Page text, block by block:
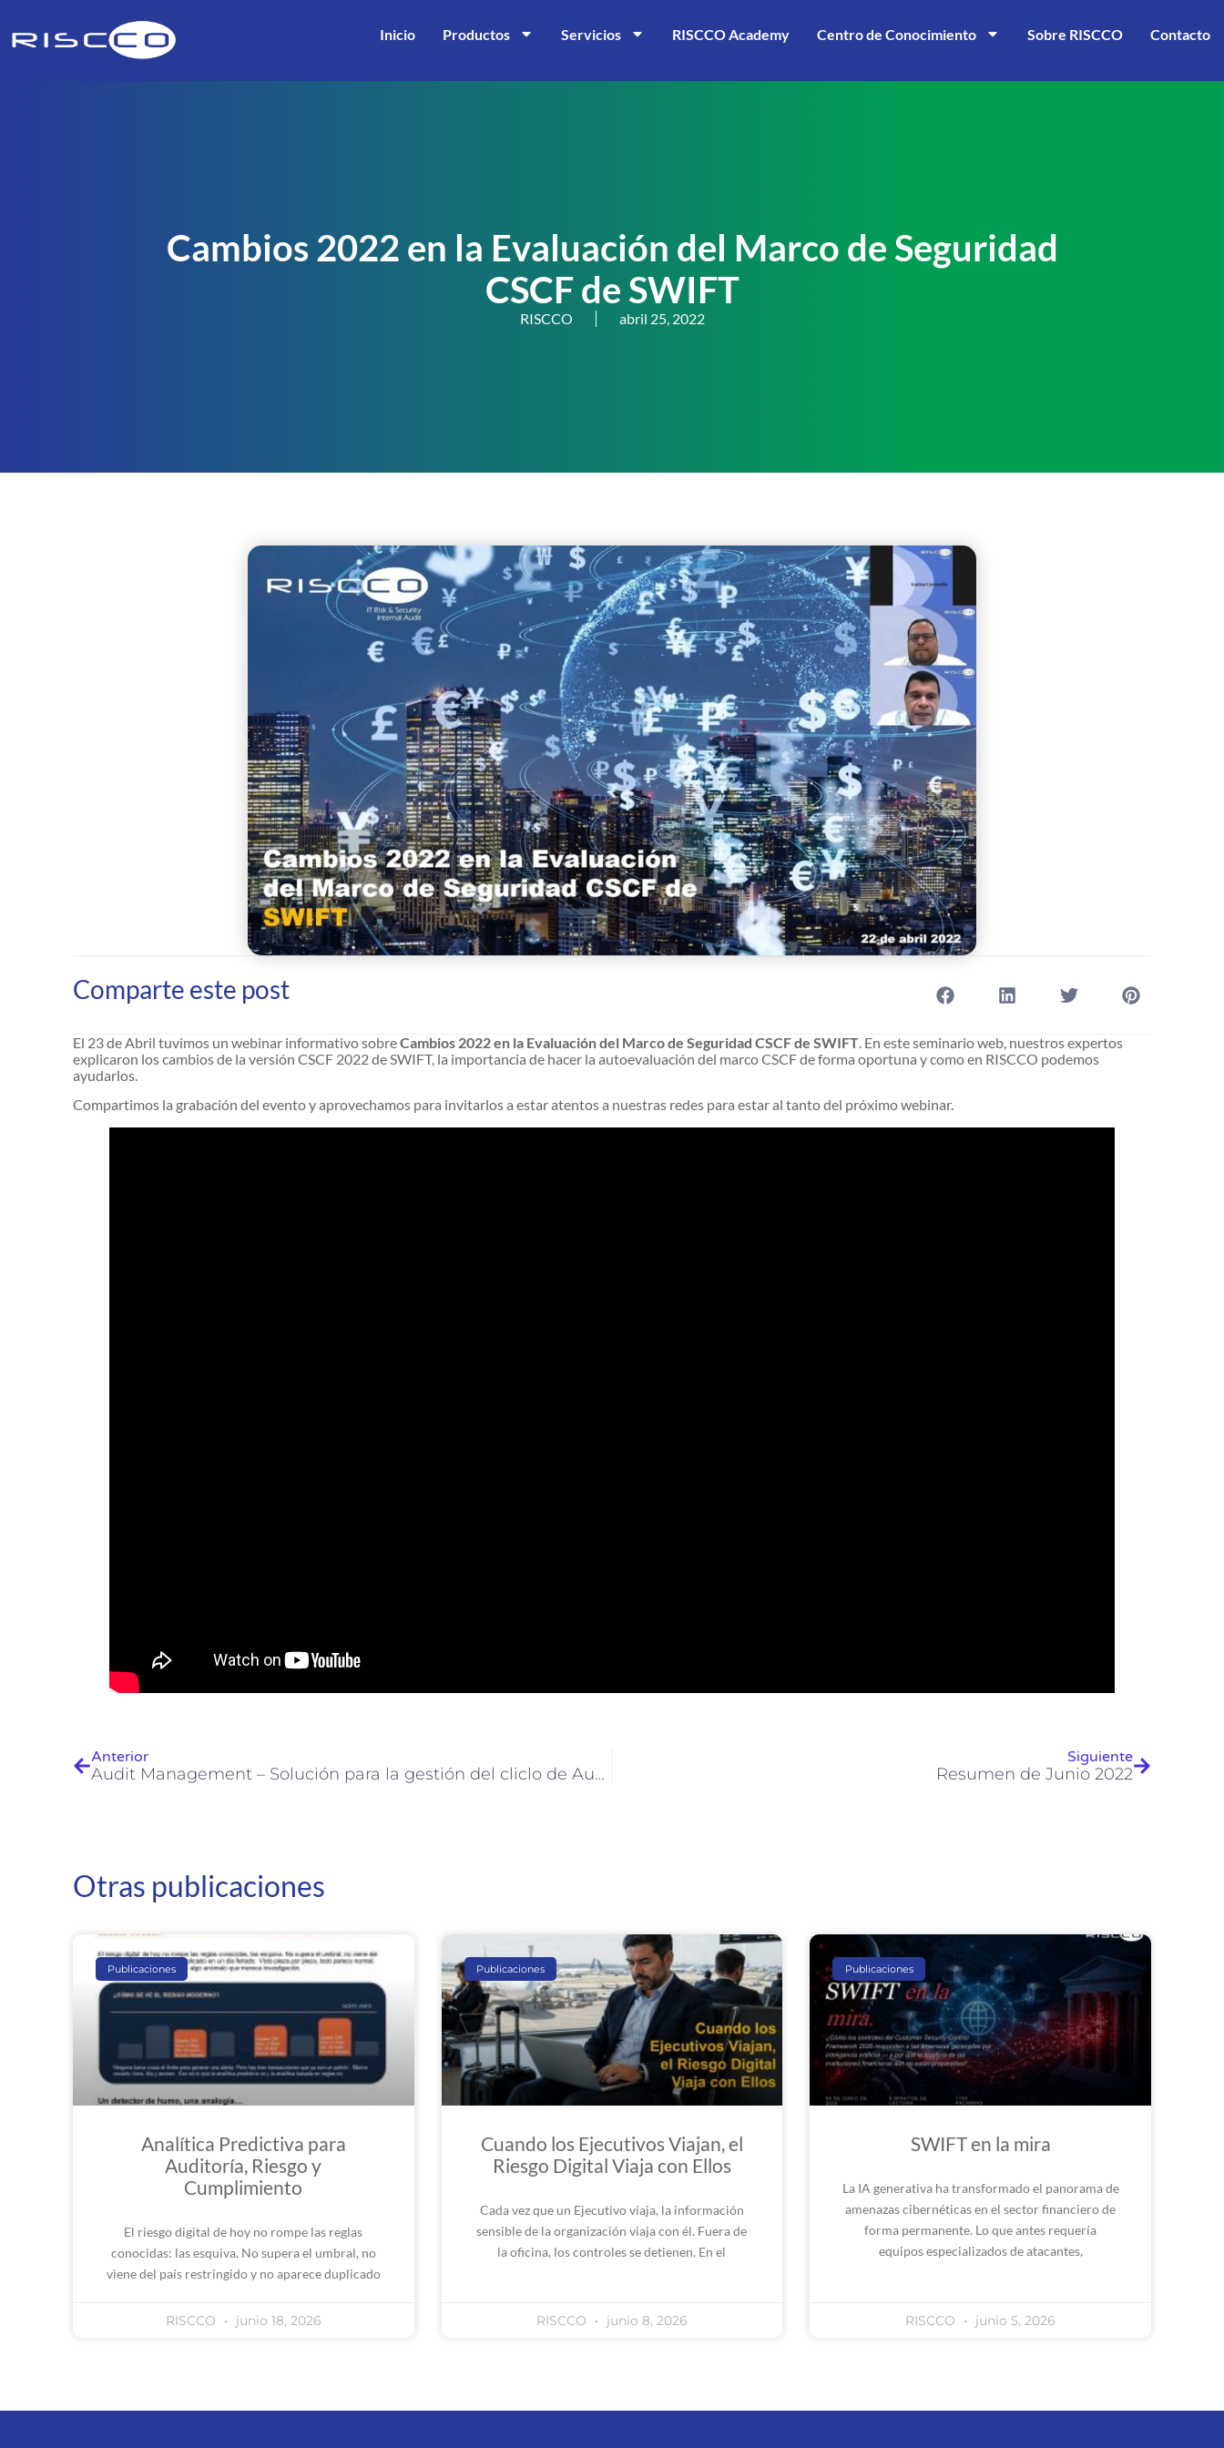
Inicio Productos Servicios RISCCO Academy Centro de Conocimiento Sobre RISCCO Contacto
Cambios 2022 en la Evaluación del Marco de Seguridad
CSCF de SWIFT
RISCCO abril 25, 2022
Comparte este post
El 23 de Abril tuvimos un webinar informativo sobreCambios 2022 en la Evaluación del Marco de Seguridad CSCF de SWIFT. En este seminario web, nuestros expertos
explicaron los cambios de la versión CSCF 2022 de SWIFT, la importancia de hacer la autoevaluación del marco CSCF de forma oportuna y como en RISCCO podemos
ayudarlos.
Compartimos la grabación del evento y aprovechamos para invitarlos a estar atentos a nuestras redes para estar al tanto del próximo webinar.
Anterior
Audit Management – Solución para la gestión del cliclo de Auditoría Interna
Siguiente
Resumen de Junio 2022
Otras publicaciones
Publicaciones
Analítica Predictiva para
Auditoría, Riesgo y
Cumplimiento
El riesgo digital de hoy no rompe las reglas
conocidas: las esquiva. No supera el umbral, no
viene del país restringido y no aparece duplicado
RISCCO junio 18, 2026
Publicaciones
Cuando los Ejecutivos Viajan, el
Riesgo Digital Viaja con Ellos
Cada vez que un Ejecutivo viaja, la información
sensible de la organización viaja con él. Fuera de
la oficina, los controles se detienen. En el
RISCCO junio 8, 2026
Publicaciones
SWIFT en la mira
La IA generativa ha transformado el panorama de
amenazas cibernéticas en el sector financiero de
forma permanente. Lo que antes requería
equipos especializados de atacantes,
RISCCO junio 5, 2026